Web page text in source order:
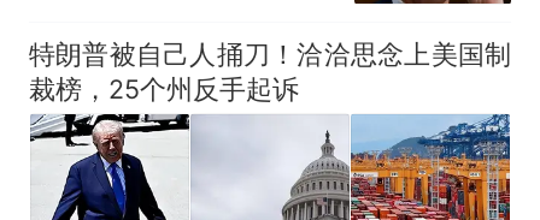
特朗普被自己人捅刀！洽洽思念上美国制
裁榜，25个州反手起诉